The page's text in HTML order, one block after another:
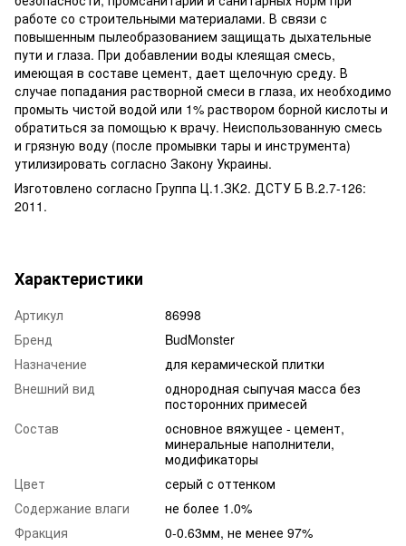
работе со строительными материалами. В связи с
повышенным пылеобразованием защищать дыхательные
пути и глаза. При добавлении воды клеящая смесь,
имеющая в составе цемент, дает щелочную среду. В
случае попадания растворной смеси в глаза, их необходимо
промыть чистой водой или 1% раствором борной кислоты и
обратиться за помощью к врачу. Неиспользованную смесь
и грязную воду (после промывки тары и инструмента)
утилизировать согласно Закону Украины.
Изготовлено согласно Группа Ц.1.ЗК2. ДСТУ Б В.2.7-126:
2011.
Характеристики
Артикул
86998
Бренд
BudMonster
Назначение
для керамической плитки
Внешний вид
однородная сыпучая масса без
посторонних примесей
Состав
основное вяжущее - цемент,
минеральные наполнители,
модификаторы
Цвет
серый с оттенком
Содержание влаги
не более 1.0%
Фракция
0-0.63мм, не менее 97%